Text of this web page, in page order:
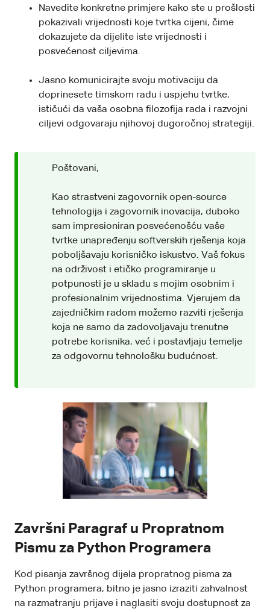
Navedite konkretne primjere kako ste u prošlosti
pokazivali vrijednosti koje tvrtka cijeni, čime
dokazujete da dijelite iste vrijednosti i
posvećenost ciljevima.
Jasno komunicirajte svoju motivaciju da
doprinesete timskom radu i uspjehu tvrtke,
ističući da vaša osobna filozofija rada i razvojni
ciljevi odgovaraju njihovoj dugoročnoj strategiji.
Poštovani,
Kao strastveni zagovornik open-source
tehnologija i zagovornik inovacija, duboko
sam impresioniran posvećenošću vaše
tvrtke unapređenju softverskih rješenja koja
poboljšavaju korisničko iskustvo. Vaš fokus
na održivost i etičko programiranje u
potpunosti je u skladu s mojim osobnim i
profesionalnim vrijednostima. Vjerujem da
zajedničkim radom možemo razviti rješenja
koja ne samo da zadovoljavaju trenutne
potrebe korisnika, već i postavljaju temelje
za odgovornu tehnološku budućnost.
Završni Paragraf u Propratnom
Pismu za Python Programera
Kod pisanja završnog dijela propratnog pisma za
Python programera, bitno je jasno izraziti zahvalnost
na razmatranju prijave i naglasiti svoju dostupnost za